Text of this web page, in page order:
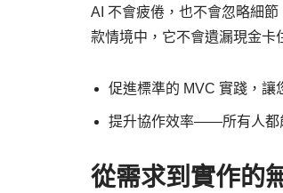
AI 不會疲倦，也不會忽略細
款情境中，它不會遺漏現金卡
促進標準的 MVC 實踐，讓
提升協作效率——所有人都
從需求到實作的